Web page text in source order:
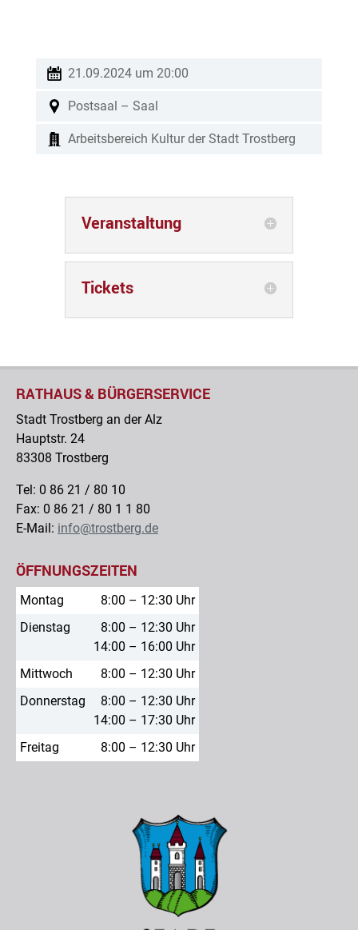
21.09.2024 um 20:00
Postsaal – Saal
Arbeitsbereich Kultur der Stadt Trostberg
Veranstaltung
Tickets
RATHAUS & BÜRGERSERVICE
Stadt Trostberg an der Alz
Hauptstr. 24
83308 Trostberg
Tel: 0 86 21 / 80 10
Fax: 0 86 21 / 80 1 1 80
E-Mail: info@trostberg.de
ÖFFNUNGSZEITEN
Montag
8:00 – 12:30 Uhr
Dienstag
8:00 – 12:30 Uhr
14:00 – 16:00 Uhr
Mittwoch
8:00 – 12:30 Uhr
Donnerstag
8:00 – 12:30 Uhr
14:00 – 17:30 Uhr
Freitag
8:00 – 12:30 Uhr